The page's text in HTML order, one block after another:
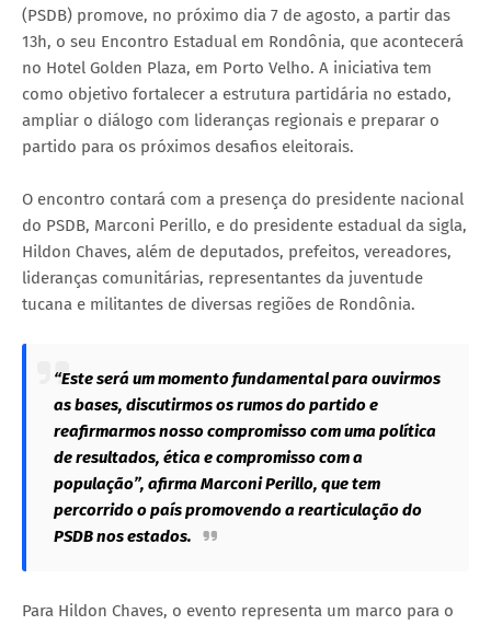
(PSDB) promove, no próximo dia 7 de agosto, a partir das
13h, o seu Encontro Estadual em Rondônia, que acontecerá
no Hotel Golden Plaza, em Porto Velho. A iniciativa tem
como objetivo fortalecer a estrutura partidária no estado,
ampliar o diálogo com lideranças regionais e preparar o
partido para os próximos desafios eleitorais.
O encontro contará com a presença do presidente nacional
do PSDB, Marconi Perillo, e do presidente estadual da sigla,
Hildon Chaves, além de deputados, prefeitos, vereadores,
lideranças comunitárias, representantes da juventude
tucana e militantes de diversas regiões de Rondônia.
“Este será um momento fundamental para ouvirmos
as bases, discutirmos os rumos do partido e
reafirmarmos nosso compromisso com uma política
de resultados, ética e compromisso com a
população”, afirma Marconi Perillo, que tem
percorrido o país promovendo a rearticulação do
PSDB nos estados.
Para Hildon Chaves, o evento representa um marco para o